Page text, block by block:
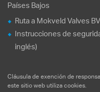
Países Bajos
Ruta a Mokveld Valves
Instrucciones de
inglés)
Cláusula de exención de
este sitio web utiliza cookies